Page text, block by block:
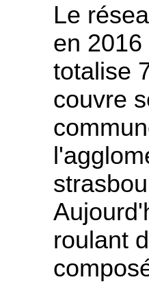
Le
en
totalise
couvre
roulant